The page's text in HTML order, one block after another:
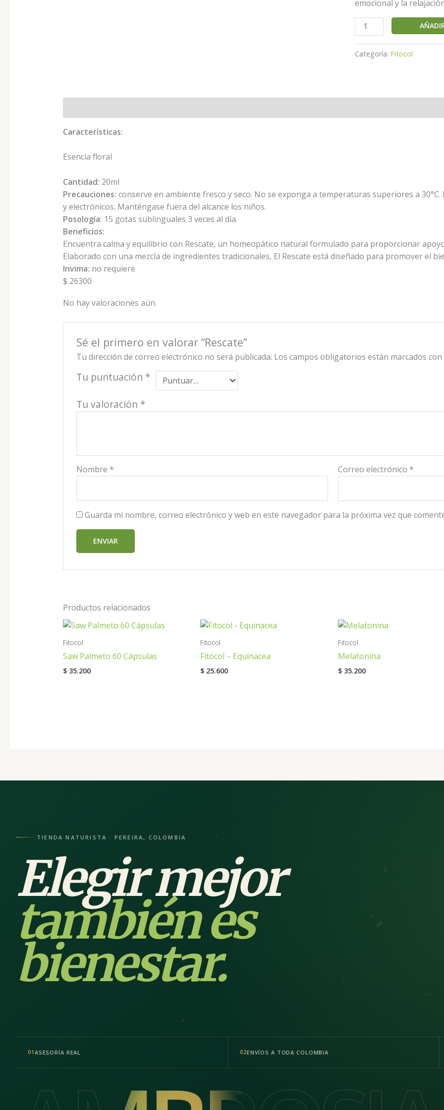
emocional y la
Categoría: Fitocol
Características:
Esencia floral
Cantidad: 20ml
Precauciones: conserve en ambiente fresco y seco. No se exponga a temperaturas superiores a
y electrónicos. Manténgase fuera del alcance los niños.
Posología: 15 gotas sublinguales 3 veces al día.
Beneficios:
Encuentra calma y equilibrio con Rescate, un homeopático natural formulado para proporcionar
Elaborado con una mezcla de ingredientes tradicionales, El Rescate está diseñado para promover el
Invima: no requiere
$ 26300
No hay valoraciones aún.
Sé el primero en valorar “Rescate”
Tu dirección de correo electrónico no será publicada. Los campos obligatorios están marcados con
Tu puntuación *
Tu valoración *
Nombre * Correo electrónico *
Guarda mi nombre, correo electrónico y web en este navegador para la próxima vez que
Productos relacionados
Fitocol
Saw Palmeto 60 Cápsulas
$35.200
Fitocol
Fitocol – Equinacea
$ 25.600
Fitocol
Melatonina
$ 35.200
TIENDA NATURISTA · PEREIRA, COLOMBIA
Elegir mejor
también es
bienestar.
01 ASESORÍA REAL 02ENVÍOS A TODA COLOMBIA